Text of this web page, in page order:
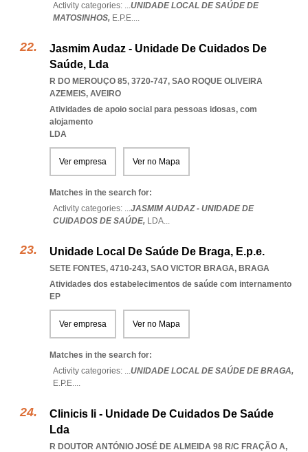
Activity categories: ...UNIDADE LOCAL DE SAÚDE DE
MATOSINHOS, E.P.E....
Jasmim Audaz - Unidade De Cuidados De
Saúde, Lda
R DO MEROUÇO 85, 3720-747, SAO ROQUE OLIVEIRA
AZEMEIS, AVEIRO
Atividades de apoio social para pessoas idosas, com
alojamento
LDA
Ver empresa Ver no Mapa
Matches in the search for:
Activity categories: ...JASMIM AUDAZ - UNIDADE DE
CUIDADOS DE SAÚDE, LDA...
Unidade Local De Saúde De Braga, E.p.e.
SETE FONTES, 4710-243, SAO VICTOR BRAGA, BRAGA
Atividades dos estabelecimentos de saúde com internamento
EP
Ver empresa Ver no Mapa
Matches in the search for:
Activity categories: ...UNIDADE LOCAL DE SAÚDE DE BRAGA,
E.P.E....
Clinicis Ii - Unidade De Cuidados De Saúde
Lda
R DOUTOR ANTÓNIO JOSÉ DE ALMEIDA 98 R/C FRAÇÃO A,